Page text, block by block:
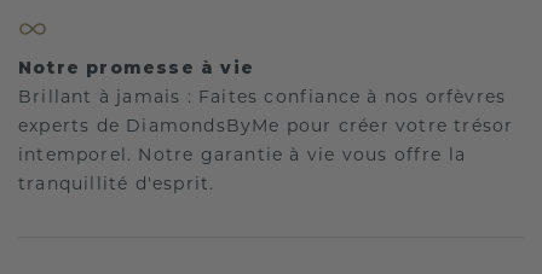
Notre promesse à vie
Brillant à jamais : Faites confiance à nos orfèvres
experts de DiamondsByMe pour créer votre trésor
intemporel. Notre garantie à vie vous offre la
tranquillité d'esprit.